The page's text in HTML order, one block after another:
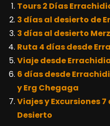
Tours 2 Días
3 días al desierto de
3 días al desierto
Ruta 4 días desde
Viaje desde
6 días desde
y Erg Chegaga
Viajes y Excursiones
Desierto